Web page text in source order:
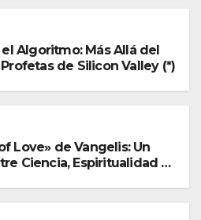
el Algoritmo: Más Allá del
de Silicon Valley (*)
Love» de Vangelis: Un
Ciencia, Espiritualidad y